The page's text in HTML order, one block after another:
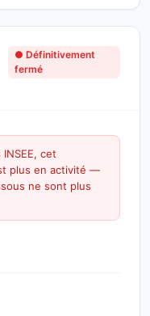
● Définitivement
fermé
cet
plus en activité —
ne sont plus